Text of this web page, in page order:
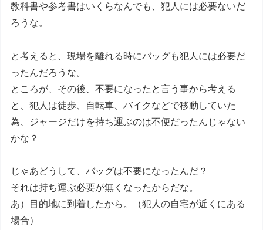
教科書や参考書はいくらなんでも、犯人には必要ないだ
ろうな。
と考えると、現場を離れる時にバッグも犯人には必要だ
ったんだろうな。
ところが、その後、不要になったと言う事から考える
と、犯人は徒歩、自転車、バイクなどで移動していた
為、ジャージだけを持ち運ぶのは不便だったんじゃない
かな？
じゃあどうして、バッグは不要になったんだ？
それは持ち運ぶ必要が無くなったからだな。
あ）目的地に到着したから。（犯人の自宅が近くにある
場合）